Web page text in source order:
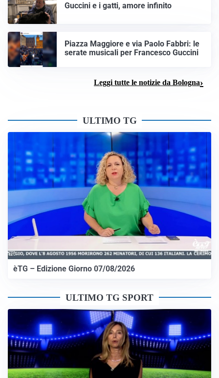
Guccini e i gatti, amore infinito
Piazza Maggiore e via Paolo Fabbri: le
serate musicali per Francesco Guccini
Leggi tutte le notizie da Bologna
ULTIMO TG
èTG – Edizione Giorno 07/08/2026
ULTIMO TG SPORT